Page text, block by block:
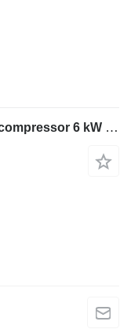
Fiac LS 8 - 200 Elektrische Schroefcompressor 6 kW 736 L / min 10 Bar